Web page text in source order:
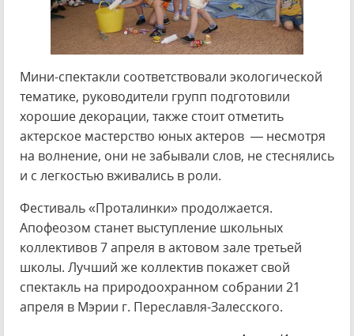
Мини-спектакли соответствовали экологической
тематике, руководители групп подготовили
хорошие декорации, также стоит отметить
актерское мастерство юных актеров — несмотря
на волнение, они не забывали слов, не стеснялись
и с легкостью вживались в роли.
Фестиваль «Проталинки» продолжается.
Апофеозом станет выступление школьных
коллективов 7 апреля в актовом зале третьей
школы. Лучший же коллектив покажет свой
спектакль на природоохранном собрании 21
апреля в Мэрии г. Переславля-Залесского.